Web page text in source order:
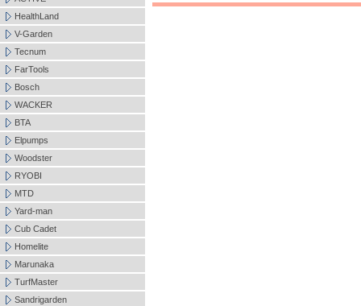
HealthLand
V-Garden
Tecnum
FarTools
Bosch
WACKER
BTA
Elpumps
Woodster
RYOBI
MTD
Yard-man
Cub Cadet
Homelite
Marunaka
TurfMaster
Sandrigarden